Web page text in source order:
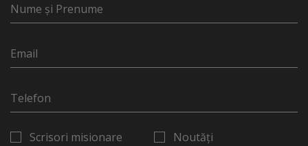
Scrisori misionare
Noutăți